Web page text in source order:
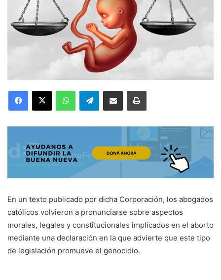
Telegram
En un texto publicado por dicha Corporación, los abogados
católicos volvieron a pronunciarse sobre aspectos
morales, legales y constitucionales implicados en el aborto
mediante una declaración en la que advierte que este tipo
de legislación promueve el genocidio.